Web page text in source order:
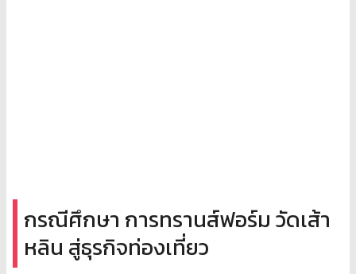
กรณีศึกษา การทรานส์ฟอร์ม วัดเส้า
หลิน สู่ธุรกิจท่องเที่ยว